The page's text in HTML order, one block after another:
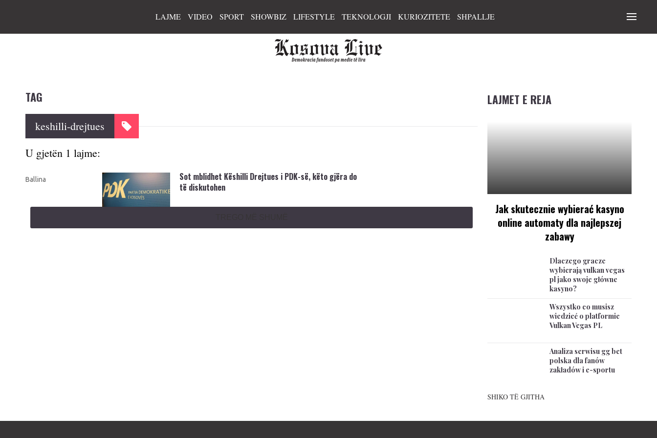
LAJME VIDEO SPORT SHOWBIZ LIFESTYLE TEKNOLOGJI KURIOZITETE SHPALLJE
TAG
keshilli-drejtues
U gjetën 1 lajme:
Ballina
Sot mblidhet Këshilli Drejtues i PDK-së, këto gjëra do
të diskutohen
LAJMET E REJA
Jak skutecznie wybierać kasyno
online automaty dla najlepszej
zabawy
Dlaczego gracze
wybierają vulkan vegas
pl jako swoje główne
kasyno?
Wszystko co musisz
wiedzieć o platformie
Vulkan Vegas PL
Analiza serwisu gg bet
polska dla fanów
zakładów i e-sportu
SHIKO TË GJITHA